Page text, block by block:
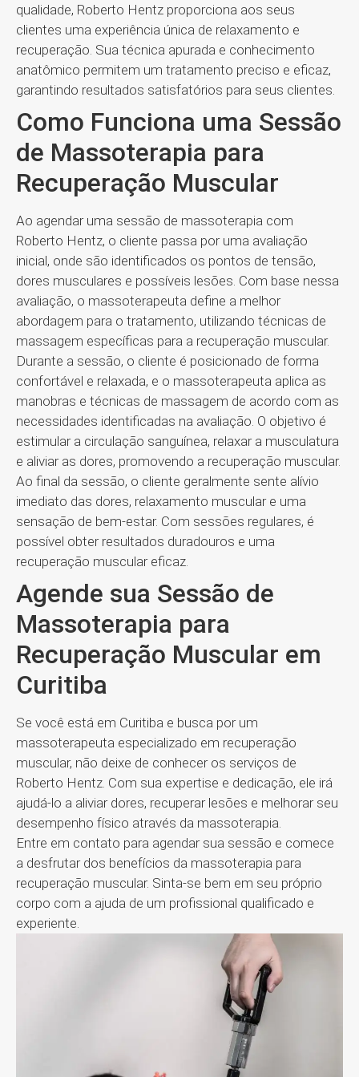
qualidade, Roberto Hentz proporciona aos seus
clientes uma experiência única de relaxamento e
recuperação. Sua técnica apurada e conhecimento
anatômico permitem um tratamento preciso e eficaz,
garantindo resultados satisfatórios para seus clientes.
Como Funciona uma Sessão
de Massoterapia para
Recuperação Muscular
Ao agendar uma sessão de massoterapia com
Roberto Hentz, o cliente passa por uma avaliação
inicial, onde são identificados os pontos de tensão,
dores musculares e possíveis lesões. Com base nessa
avaliação, o massoterapeuta define a melhor
abordagem para o tratamento, utilizando técnicas de
massagem específicas para a recuperação muscular.
Durante a sessão, o cliente é posicionado de forma
confortável e relaxada, e o massoterapeuta aplica as
manobras e técnicas de massagem de acordo com as
necessidades identificadas na avaliação. O objetivo é
estimular a circulação sanguínea, relaxar a musculatura
e aliviar as dores, promovendo a recuperação muscular.
Ao final da sessão, o cliente geralmente sente alívio
imediato das dores, relaxamento muscular e uma
sensação de bem-estar. Com sessões regulares, é
possível obter resultados duradouros e uma
recuperação muscular eficaz.
Agende sua Sessão de
Massoterapia para
Recuperação Muscular em
Curitiba
Se você está em Curitiba e busca por um
massoterapeuta especializado em recuperação
muscular, não deixe de conhecer os serviços de
Roberto Hentz. Com sua expertise e dedicação, ele irá
ajudá-lo a aliviar dores, recuperar lesões e melhorar seu
desempenho físico através da massoterapia.
Entre em contato para agendar sua sessão e comece
a desfrutar dos benefícios da massoterapia para
recuperação muscular. Sinta-se bem em seu próprio
corpo com a ajuda de um profissional qualificado e
experiente.